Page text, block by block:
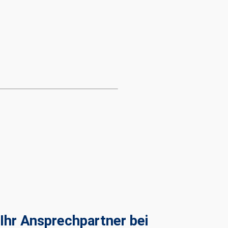
Ihr Ansprechpartner bei